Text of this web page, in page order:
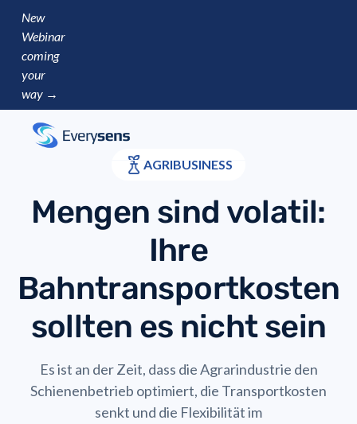
New
Webinar
coming
your
way →
AGRIBUSINESS
Mengen sind volatil:
Ihre
Bahntransportkosten
sollten es nicht sein
Es ist an der Zeit, dass die Agrarindustrie den
Schienenbetrieb optimiert, die Transportkosten
senkt und die Flexibilität im